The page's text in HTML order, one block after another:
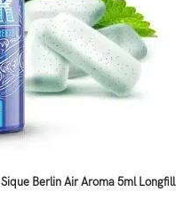
Sique Berlin Air Aroma 5ml Longfill